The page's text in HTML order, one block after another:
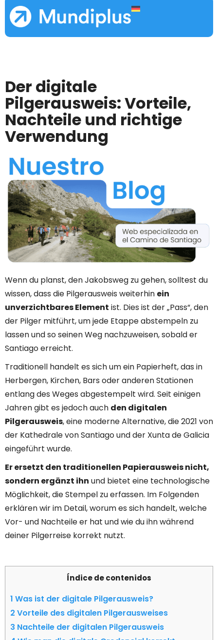
Der digitale
Pilgerausweis: Vorteile,
Nachteile und richtige
Verwendung
Wenn du planst, den Jakobsweg zu gehen, solltest du
wissen, dass die Pilgerausweis weiterhin ein
unverzichtbares Element ist. Dies ist der „Pass“, den
der Pilger mitführt, um jede Etappe abstempeln zu
lassen und so seinen Weg nachzuweisen, sobald er
Santiago erreicht.
Traditionell handelt es sich um ein Papierheft, das in
Herbergen, Kirchen, Bars oder anderen Stationen
entlang des Weges abgestempelt wird. Seit einigen
Jahren gibt es jedoch auch den digitalen
Pilgerausweis, eine moderne Alternative, die 2021 von
der Kathedrale von Santiago und der Xunta de Galicia
eingeführt wurde.
Er ersetzt den traditionellen Papierausweis nicht,
sondern ergänzt ihn und bietet eine technologische
Möglichkeit, die Stempel zu erfassen. Im Folgenden
erklären wir im Detail, worum es sich handelt, welche
Vor- und Nachteile er hat und wie du ihn während
deiner Pilgerreise korrekt nutzt.
Índice de contenidos
1 Was ist der digitale Pilgerausweis?
2 Vorteile des digitalen Pilgerausweises
3 Nachteile der digitalen Pilgerausweis